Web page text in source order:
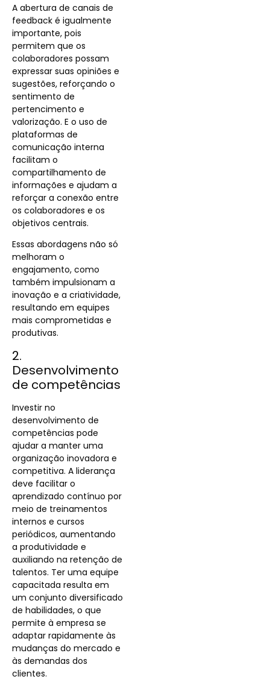
A abertura de canais de
feedback é igualmente
importante, pois
permitem que os
colaboradores possam
expressar suas opiniões e
sugestões, reforçando o
sentimento de
pertencimento e
valorização. E o uso de
plataformas de
comunicação interna
facilitam o
compartilhamento de
informações e ajudam a
reforçar a conexão entre
os colaboradores e os
objetivos centrais.
Essas abordagens não só
melhoram o
engajamento, como
também impulsionam a
inovação e a criatividade,
resultando em equipes
mais comprometidas e
produtivas.
2.
Desenvolvimento
de competências
Investir no
desenvolvimento de
competências pode
ajudar a manter uma
organização inovadora e
competitiva. A liderança
deve facilitar o
aprendizado contínuo por
meio de treinamentos
internos e cursos
periódicos, aumentando
a produtividade e
auxiliando na retenção de
talentos. Ter uma equipe
capacitada resulta em
um conjunto diversificado
de habilidades, o que
permite à empresa se
adaptar rapidamente às
mudanças do mercado e
às demandas dos
clientes.